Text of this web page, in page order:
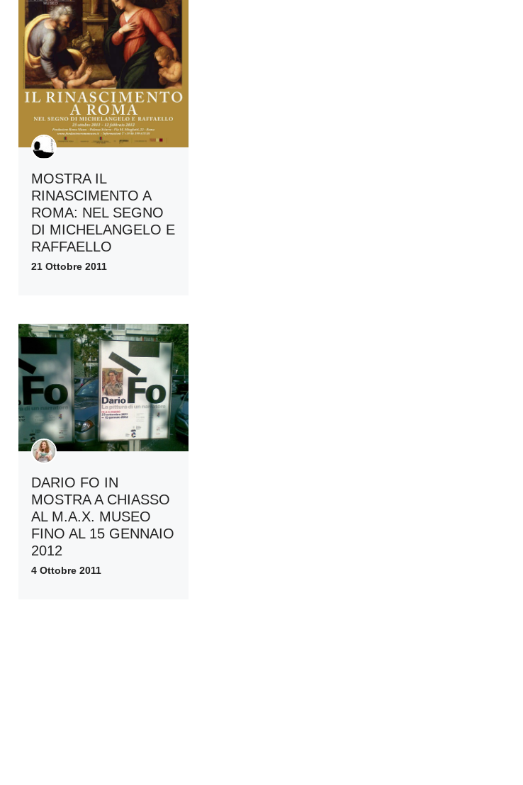
MOSTRA IL
RINASCIMENTO A
ROMA: NEL SEGNO
DI MICHELANGELO E
RAFFAELLO
21 Ottobre 2011
DARIO FO IN
MOSTRA A CHIASSO
AL M.A.X. MUSEO
FINO AL 15 GENNAIO
2012
4 Ottobre 2011